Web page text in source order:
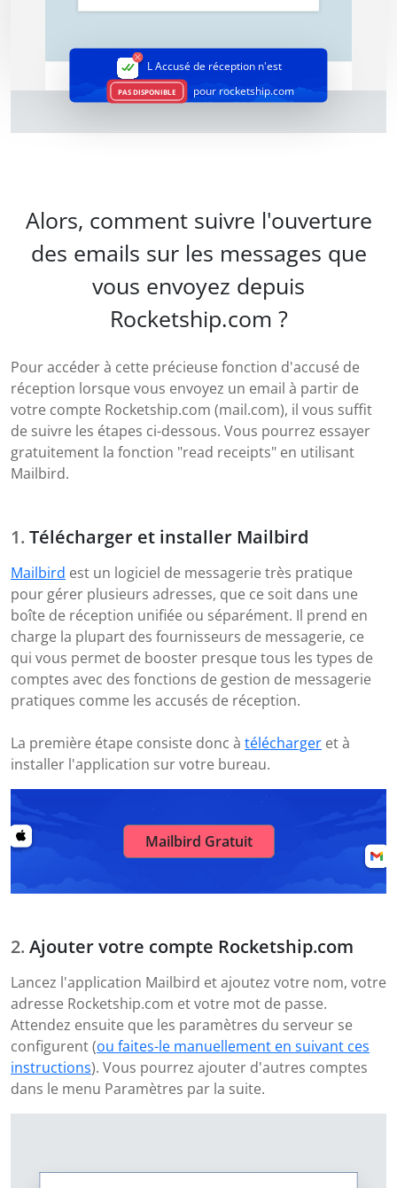
L Accusé de réception n'est
PAS DISPONIBLE pour rocketship.com
Alors, comment suivre l'ouverture
des emails sur les messages que
vous envoyez depuis
Rocketship.com ?
Pour accéder à cette précieuse fonction d'accusé de
réception lorsque vous envoyez un email à partir de
votre compte Rocketship.com (mail.com), il vous suffit
de suivre les étapes ci-dessous. Vous pourrez essayer
gratuitement la fonction "read receipts" en utilisant
Mailbird.
Télécharger et installer Mailbird
Mailbird est un logiciel de messagerie très pratique
pour gérer plusieurs adresses, que ce soit dans une
boîte de réception unifiée ou séparément. Il prend en
charge la plupart des fournisseurs de messagerie, ce
qui vous permet de booster presque tous les types de
comptes avec des fonctions de gestion de messagerie
pratiques comme les accusés de réception.
La première étape consiste donc à télécharger et à
installer l'application sur votre bureau.
Mailbird Gratuit
Ajouter votre compte Rocketship.com
Lancez l'application Mailbird et ajoutez votre nom, votre
adresse Rocketship.com et votre mot de passe.
Attendez ensuite que les paramètres du serveur se
configurent (ou faites-le manuellement en suivant ces
instructions). Vous pourrez ajouter d'autres comptes
dans le menu Paramètres par la suite.